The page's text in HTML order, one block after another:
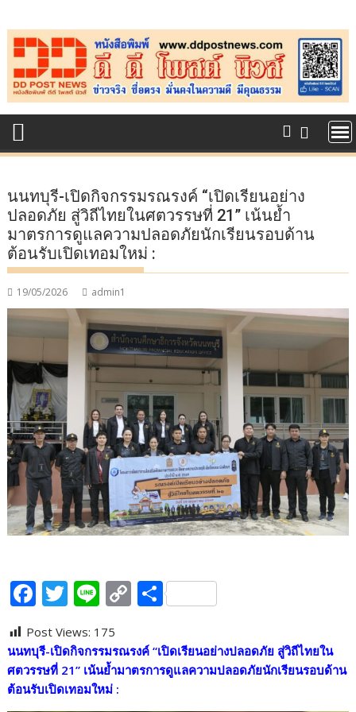
to
content
นนทบุรี-เปิดกิจกรรมรณรงค์ “เปิดเรียนอย่าง
ปลอดภัย สู่วิถีไทยในศตวรรษที่ 21” เน้นย้ำ
มาตรการดูแลความปลอดภัยนักเรียนรอบด้าน
ต้อนรับเปิดเทอมใหม่ :
19/05/2026 admin1
F
ac
e
b
o
T
w
itt
er
Li
n
e
C
o
p
y
S
h
ar
e
Post Views: 175
นนทบุรี-เปิดกิจกรรมรณรงค์ “เปิดเรียนอย่างปลอดภัย สู่วิถีไทยใน
ศตวรรษที่ 21” เน้นย้ำมาตรการดูแลความปลอดภัยนักเรียนรอบด้าน
ต้อนรับเปิดเทอมใหม่ :